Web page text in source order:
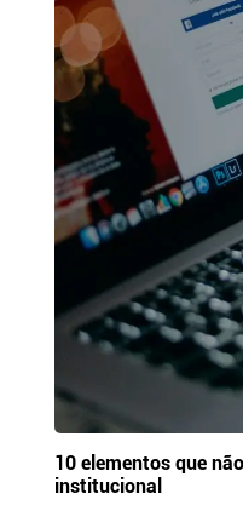
10 elementos que
institucional